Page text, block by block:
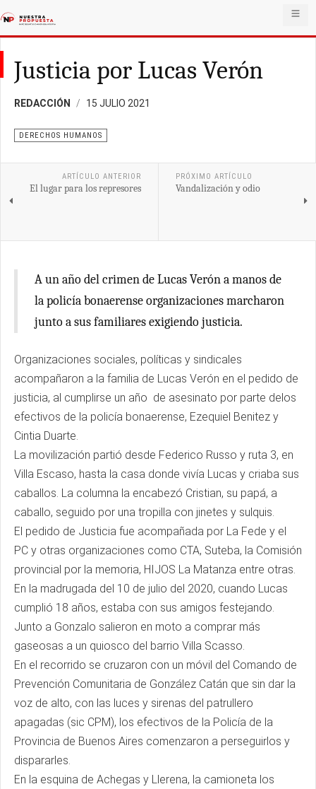
Justicia por Lucas Verón
REDACCIÓN 15 JULIO 2021
DERECHOS HUMANOS
ARTÍCULO ANTERIOR
El lugar para los represores
PRÓXIMO ARTÍCULO
Vandalización y odio
A un año del crimen de Lucas Verón a manos de
la policía bonaerense organizaciones marcharon
junto a sus familiares exigiendo justicia.
Organizaciones sociales, políticas y sindicales
acompañaron a la familia de Lucas Verón en el pedido de
justicia, al cumplirse un año de asesinato por parte delos
efectivos de la policía bonaerense, Ezequiel Benitez y
Cintia Duarte.
La movilización partió desde Federico Russo y ruta 3, en
Villa Escaso, hasta la casa donde vivía Lucas y criaba sus
caballos. La columna la encabezó Cristian, su papá, a
caballo, seguido por una tropilla con jinetes y sulquis.
El pedido de Justicia fue acompañada por La Fede y el
PC y otras organizaciones como CTA, Suteba, la Comisión
provincial por la memoria, HIJOS La Matanza entre otras.
En la madrugada del 10 de julio del 2020, cuando Lucas
cumplió 18 años, estaba con sus amigos festejando.
Junto a Gonzalo salieron en moto a comprar más
gaseosas a un quiosco del barrio Villa Scasso.
En el recorrido se cruzaron con un móvil del Comando de
Prevención Comunitaria de González Catán que sin dar la
voz de alto, con las luces y sirenas del patrullero
apagadas (sic CPM), los efectivos de la Policía de la
Provincia de Buenos Aires comenzaron a perseguirlos y
dispararles.
En la esquina de Achegas y Llerena, la camioneta los